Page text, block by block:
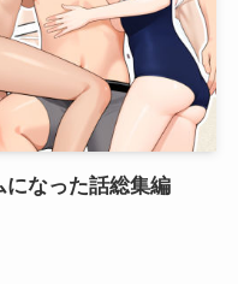
なった話総集編